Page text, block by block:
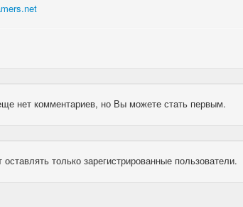
нет комментариев, но Вы можете стать первым.
только зарегистрированные пользователи.